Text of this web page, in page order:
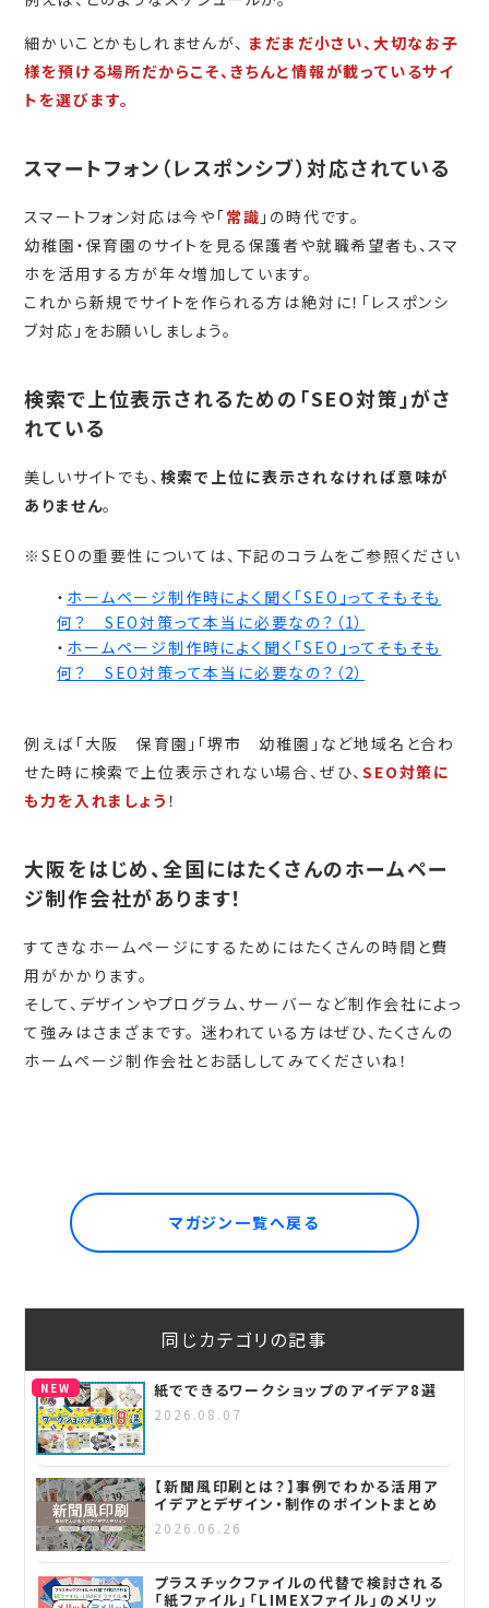
細かいことかもしれませんが、 まだまだ小さい、大切なお子
様を預ける場所だからこそ、きちんと情報が載っているサイ
トを選びます。
スマートフォン（レスポンシブ）対応されている
スマートフォン対応は今や「常識 」の時代です。
幼稚園・保育園のサイトを見る保護者や就職希望者も、スマ
ホを活用する方が年々増加しています。
これから新規でサイトを作られる方は絶対に！「レスポンシ
ブ対応」をお願いしましょう。
検索で上位表示されるための「SEO対策」がさ
れている
美しいサイトでも、 検索で上位に表示されなければ意味が
ありません。
※SEOの重要性については、下記のコラムをご参照ください
・ ホームページ制作時によく聞く「SEO」ってそもそも
何？ SEO対策って本当に必要なの？（1）
・ ホームページ制作時によく聞く「SEO」ってそもそも
何？ SEO対策って本当に必要なの？（2）
例えば「大阪 保育園」「堺市 幼稚園」など地域名と合わ
せた時に検索で上位表示されない場合、ぜひ、SEO対策に
も力を入れましょう ！
大阪をはじめ、全国にはたくさんのホームペー
ジ制作会社があります！
すてきなホームページにするためにはたくさんの時間と費
用がかかります。
そして、デザインやプログラム、サーバーなど制作会社によっ
て強みはさまざまです。 迷われている方はぜひ、たくさんの
ホームページ制作会社とお話ししてみてくださいね！
同じカテゴリの記事
NEW 紙でできるワークショップのアイデア8選
2026.08.07
【新聞風印刷とは？】事例でわかる活用ア
イデアとデザイン・制作のポイントまとめ
2026.06.26
プラスチックファイルの代替で検討される
「紙ファイル」「LIMEXファイル」のメリッ
マガジン一覧へ戻る